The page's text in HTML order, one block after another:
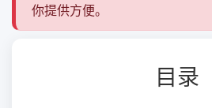
你提供方便。
目录